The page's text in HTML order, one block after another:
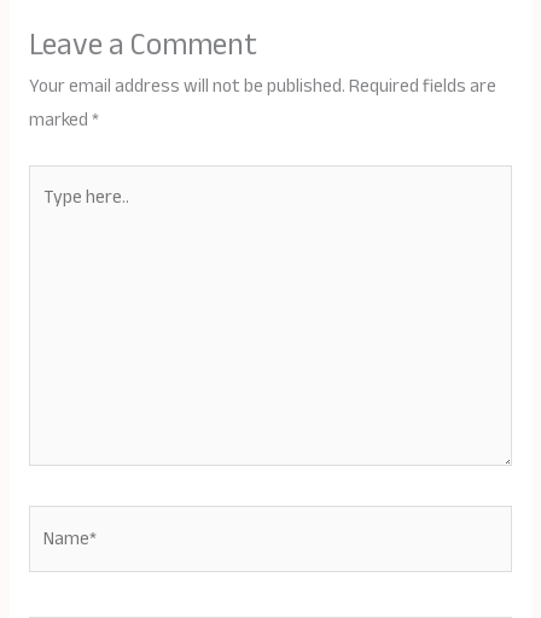
Leave a Comment
Your email address will not be published.Required fields are
marked*
here..